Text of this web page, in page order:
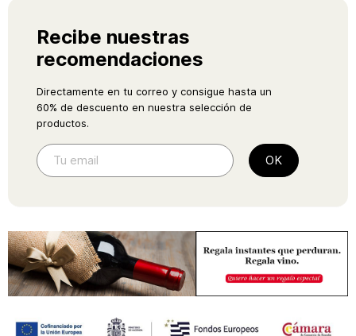
Recibe nuestras
recomendaciones
Directamente en tu correo y consigue hasta un
60% de descuento en nuestra selección de
productos.